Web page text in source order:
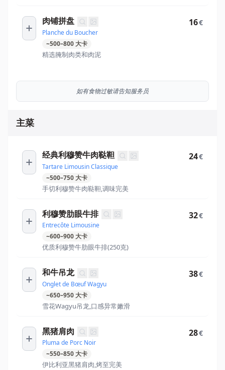
肉铺拼盘
Planche du Boucher
~500–800大卡
精选腌制肉类和肉泥
16€
如有食物过敏请告知服务员
主菜
经典利穆赞牛肉鞑靼
Tartare Limousin Classique
~500–750大卡
手切利穆赞牛肉鞑靼,调味完美
24€
利穆赞肋眼牛排
Entrecôte Limousine
~600–900大卡
优质利穆赞牛肋眼牛排(250克)
32€
和牛吊龙
Onglet de Bœuf Wagyu
~650–950大卡
雪花Wagyu吊龙,口感异常嫩滑
38€
黑猪肩肉
Pluma de Porc Noir
~550–850大卡
伊比利亚黑猪肩肉,烤至完美
28€